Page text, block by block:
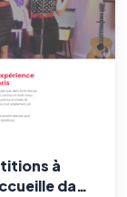
à
dans